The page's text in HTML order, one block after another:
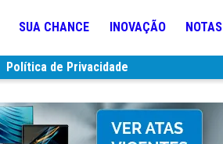
SUA CHANCE INOVAÇÃO
Política de Privacidade